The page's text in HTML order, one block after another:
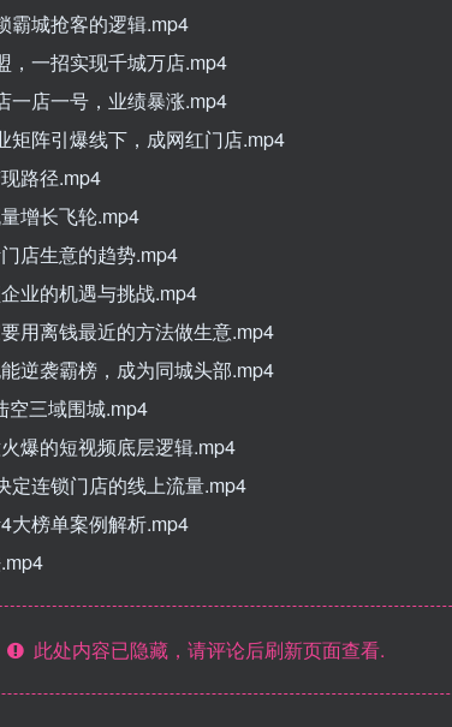
霸城抢客的逻辑.mp4
，一招实现千城万店.mp4
一店一号，业绩暴涨.mp4
矩阵引爆线下，成网红门店.mp4
路径.mp4
增长飞轮.mp4
店生意的趋势.mp4
业的机遇与挑战.mp4
用离钱最近的方法做生意.mp4
逆袭霸榜，成为同城头部.mp4
空三域围城.mp4
爆的短视频底层逻辑.mp4
定连锁门店的线上流量.mp4
大榜单案例解析.mp4
此处内容已隐藏，请评论后刷新页面查看.